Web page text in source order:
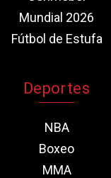
Mundial 2026
Fútbol de Estufa
Deportes
NBA
Boxeo
MMA